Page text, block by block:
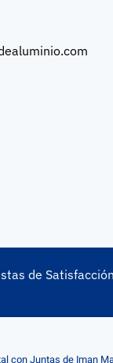
de Satisfacción
con Juntas de Iman